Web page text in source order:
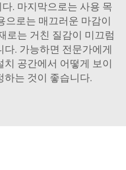
. 마지막으로는 사용 목
으로는 매끄러운 마감이
로는 거친 질감이 미끄럼
. 가능하면 전문가에게
공간에서 어떻게 보이
하는 것이 좋습니다.